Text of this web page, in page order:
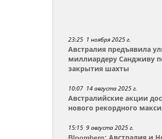
23:25 1 ноября 2025 г.
Австралия предъявила
миллиардеру Сандживу
закрытия шахты
10:07 14 августа 2025 г.
Австралийские акции
нового рекордного
15:15 9 августа 2025 г.